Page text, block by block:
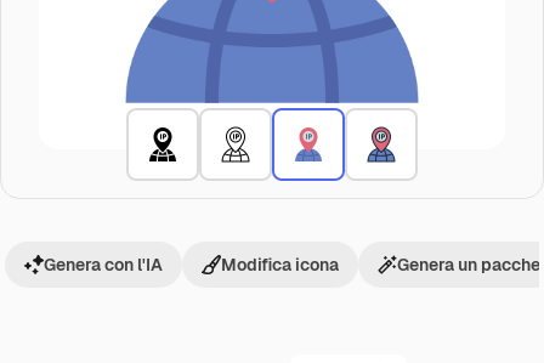
Genera con l'IA Modifica icona Genera un